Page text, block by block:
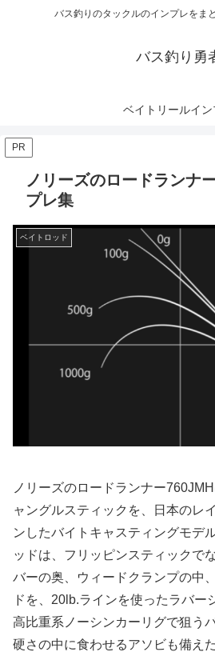
バス釣りのタックルのインプレをま
バス釣り勇
ベイトリールイン
PR
ノリーズのロードランナ
プレ集
ベイトロッド
ノリーズのロードランナー
ャングルスティックを、日本のレ
ンしたバイトキャスティングモデ
ッドは、フリッピンスティックで
バーの奥、ウィードクランプの中
ドを、20lb.ラインを使ったラバー
高比重系ノーシンカーリグで狙う
硬さの中に食わせるアソビも備え